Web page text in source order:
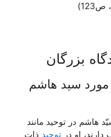
، ص123)
بزرگان
سید هاشم
هاشم در توحيد مانند
او در توحيد ذات